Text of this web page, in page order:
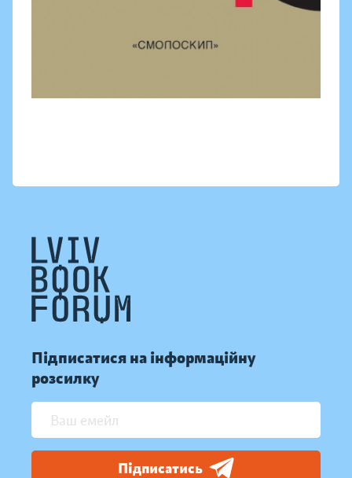
Підписатися на інформаційну
розсилку
Підписатись